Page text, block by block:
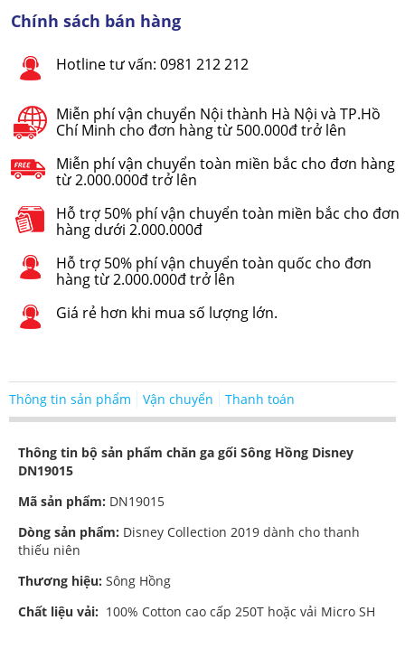
Chính sách bán hàng
Hotline tư vấn: 0981 212 212
Miễn phí vận chuyển Nội thành Hà Nội và TP.Hồ
Chí Minh cho đơn hàng từ 500.000đ trở lên
Miễn phí vận chuyển toàn miền bắc cho đơn hàng
từ 2.000.000đ trở lên
Hỗ trợ 50% phí vận chuyển toàn miền bắc cho đơn
hàng dưới 2.000.000đ
Hỗ trợ 50% phí vận chuyển toàn quốc cho đơn
hàng từ 2.000.000đ trở lên
Giá rẻ hơn khi mua số lượng lớn.
Thông tin sản phẩm Vận chuyển Thanh toán
Thông tin bộ sản phẩm chăn ga gối Sông Hồng Disney
DN19015
Mã sản phẩm: DN19015
Dòng sản phẩm: Disney Collection 2019 dành cho thanh
thiếu niên
Thương hiệu: Sông Hồng
Chất liệu vải: 100% Cotton cao cấp 250T hoặc vải Micro SH